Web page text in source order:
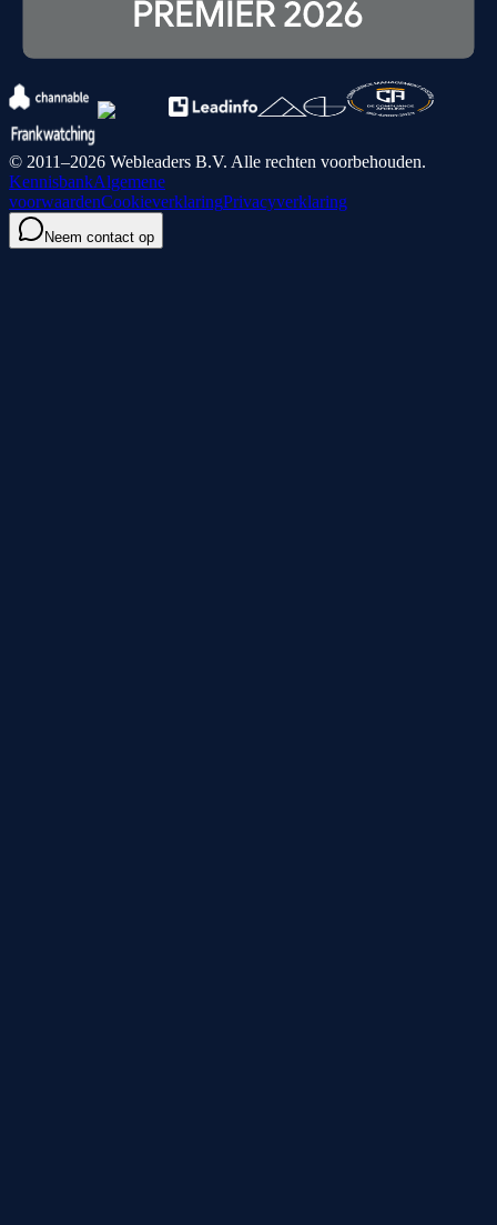
© 2011–2026 Webleaders B.V. Alle rechten voorbehouden.
KennisbankAlgemene
voorwaardenCookieverklaringPrivacyverklaring
Neem contact op